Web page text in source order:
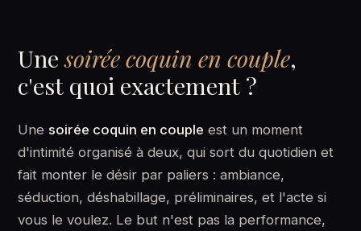
Unesoirée coquin en couple,
c'est quoi exactement ?
Une soirée coquin en couple est un moment
d'intimité organisé à deux, qui sort du quotidien et
fait monter le désir par paliers : ambiance,
séduction, déshabillage, préliminaires, et l'acte si
vous le voulez. Le but n'est pas la performance,